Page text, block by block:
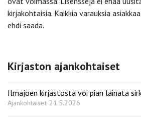
kirjakohtaisia. Kaikkia varauksia
ehdi saada.
Kirjaston ajankohtaiset
Ilmajoen kirjastosta voi pian lainata
Ajankohtaiset 21.5.2026